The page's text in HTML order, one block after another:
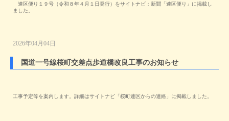
連区便り１９号（令和８年４月１日発行）をサイトナビ：新聞「連区便り」に掲載し
ました。
2026年04月04日
国道一号線桜町交差点歩道橋改良工事のお知らせ
工事予定等を案内します。詳細はサイトナビ「桜町連区からの連絡」に掲載しました。